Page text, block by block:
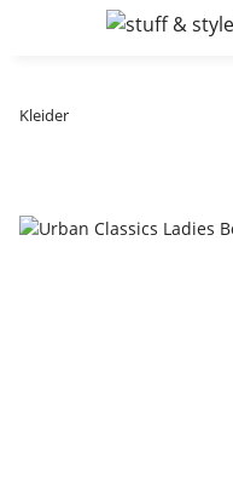
Kleider